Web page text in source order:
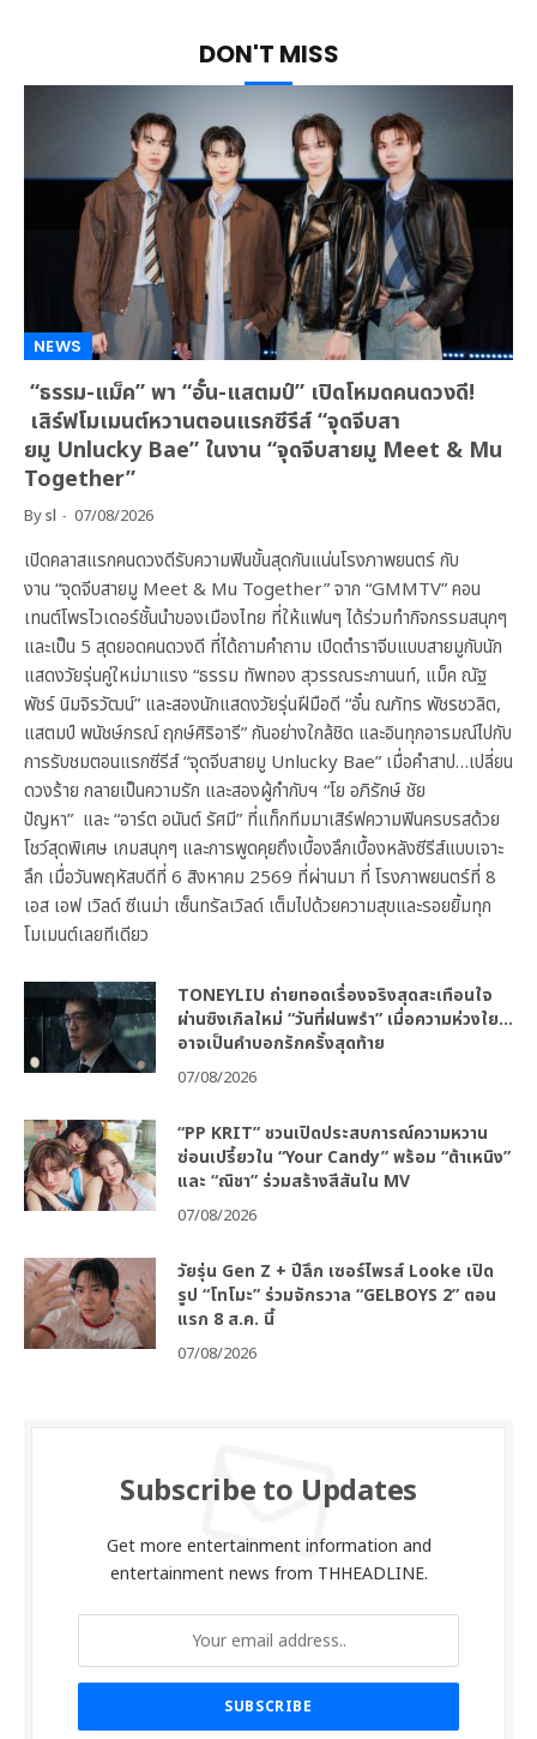
DON'T MISS
NEWS
“ธรรม-แม็ค” พา “อั๋น-แสตมป์” เปิดโหมดคนดวงดี!
เสิร์ฟโมเมนต์หวานตอนแรกซีรีส์ “จุดจีบสา
ยมู Unlucky Bae” ในงาน “จุดจีบสายมู Meet & Mu
Together”
Bysl 07/08/2026
เปิดคลาสแรกคนดวงดีรับความฟินขั้นสุดกันแน่นโรงภาพยนตร์ กับ
งาน “จุดจีบสายมู Meet & Mu Together” จาก “GMMTV” คอน
เทนต์โพรไวเดอร์ชั้นนำของเมืองไทย ที่ให้แฟนๆ ได้ร่วมทำกิจกรรมสนุกๆ
และเป็น 5 สุดยอดคนดวงดี ที่ได้ถามคำถาม เปิดตำราจีบแบบสายมูกับนัก
แสดงวัยรุ่นคู่ใหม่มาแรง “ธรรม ทัพทอง สุวรรณระกานนท์, แม็ค ณัฐ
พัชร์ นิมจิรวัฒน์” และสองนักแสดงวัยรุ่นฝีมือดี “อั๋น ณภัทร พัชรชวลิต,
แสตมป์ พนัชษ์กรณ์ ฤกษ์ศิริอารี” กันอย่างใกล้ชิด และอินทุกอารมณ์ไปกับ
การรับชมตอนแรกซีรีส์ “จุดจีบสายมู Unlucky Bae” เมื่อคำสาป…เปลี่ยน
ดวงร้าย กลายเป็นความรัก และสองผู้กำกับฯ “โย อภิรักษ์ ชัย
ปัญหา” และ “อาร์ต อนันต์ รัศมี” ที่แท็กทีมมาเสิร์ฟความฟินครบรสด้วย
โชว์สุดพิเศษ เกมสนุกๆ และการพูดคุยถึงเบื้องลึกเบื้องหลังซีรีส์แบบเจาะ
ลึก เมื่อวันพฤหัสบดีที่ 6 สิงหาคม 2569 ที่ผ่านมา ที่ โรงภาพยนตร์ที่ 8
เอส เอฟ เวิลด์ ซีเนม่า เซ็นทรัลเวิลด์ เต็มไปด้วยความสุขและรอยยิ้มทุก
โมเมนต์เลยทีเดียว
TONEYLIU ถ่ายทอดเรื่องจริงสุดสะเทือนใจ
ผ่านซิงเกิลใหม่ “วันที่ฝนพรำ” เมื่อความห่วงใย…
อาจเป็นคำบอกรักครั้งสุดท้าย
07/08/2026
“PP KRIT” ชวนเปิดประสบการณ์ความหวาน
ซ่อนเปรี้ยวใน “Your Candy” พร้อม “ต้าเหนิง”
และ “ณิชา” ร่วมสร้างสีสันใน MV
07/08/2026
วัยรุ่น Gen Z + ปีลึก เซอร์ไพรส์ Looke เปิด
รูป “โทโมะ” ร่วมจักรวาล “GELBOYS 2” ตอน
แรก 8 ส.ค. นี้
07/08/2026
Subscribe to Updates
Get more entertainment information and
entertainment news from THHEADLINE.